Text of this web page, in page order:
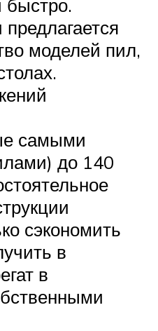
быстро.
моделей пил,
самыми
до 140
сэкономить
в
в